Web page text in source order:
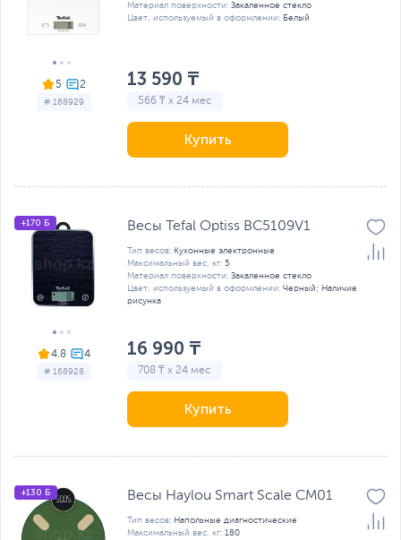
5
# 168929
Материал поверхности: Закаленное стекло
Цвет, используемый в оформлении: Белый
13 590 ₸
566 ₸ x 24 мес
Купить
4.8
# 168928
+170 Б Весы Tefal Optiss BC5109V1
Тип весов: Кухонные электронные
Максимальный вес, кг: 5
Материал поверхности: Закаленное стекло
Цвет, используемый в оформлении: Черный; Наличие
рисунка
16 990 ₸
708 ₸ x 24 мес
Купить
+130 Б Весы Haylou Smart Scale CM01
Тип весов: Напольные диагностические
Максимальный вес, кг: 180